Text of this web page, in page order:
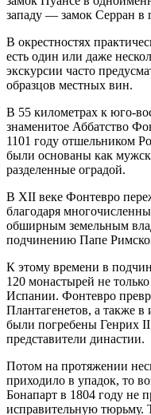
западу — замок Серран
В окрестностях
есть один или даже
экскурсии часто
образцов местных вин.
В 55 километрах к юго-
знаменитое Аббатство
1101 году отшельником
были основаны как
разделенные оградой.
В XII веке Фонтевро
благодаря
обширным земельным
подчинению Папе
К этому времени в
120 монастырей не
Испании. Фонтевро
Плантагенетов, а также
были погребены Генрих
представители династии.
Потом на протяжении
приходило в упадок, то
Бонапарт в 1804 году не
исправительную тюрьму.